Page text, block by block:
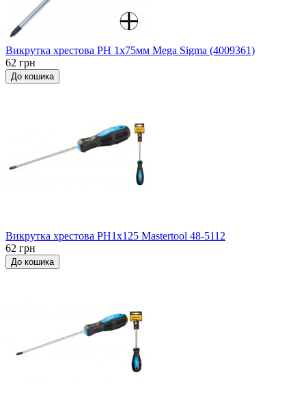
Викрутка хрестова PH 1x75мм Мega Sigma (4009361)
62 грн
До кошика
Викрутка хрестова РН1x125 Mastertool 48-5112
62 грн
До кошика